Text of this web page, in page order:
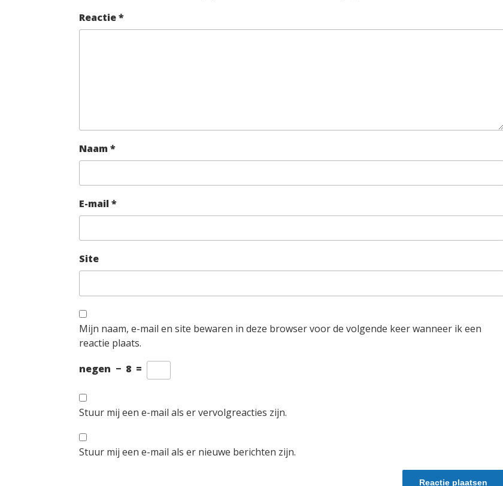
Reactie*
Naam *
E-mail *
Site
Mijn naam, e-mail en site bewaren in deze browser voor de volgende keer wanneer ik een
reactie plaats.
negen − 8 =
Stuur mij een e-mail als er vervolgreacties zijn.
Stuur mij een e-mail als er nieuwe berichten zijn.